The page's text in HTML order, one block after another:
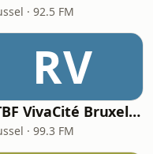
· 92.5 FM
RV
RTBF VivaCité Bruxelles
· 99.3 FM